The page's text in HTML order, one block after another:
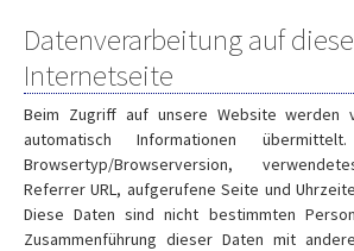
Datenverarbeitung auf
Internetseite
Beim Zugriff auf unsere Website werden
automatisch Informationen
Browsertyp/Browserversion,
Referrer URL, aufgerufene Seite und
Diese Daten sind nicht bestimmten
Zusammenführung dieser Daten mit